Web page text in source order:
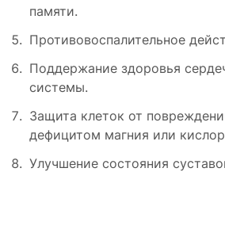
памяти.
Противовоспалительное
Поддержание здоровья
системы.
Защита клеток от
дефицитом магния или
Улучшение состояния